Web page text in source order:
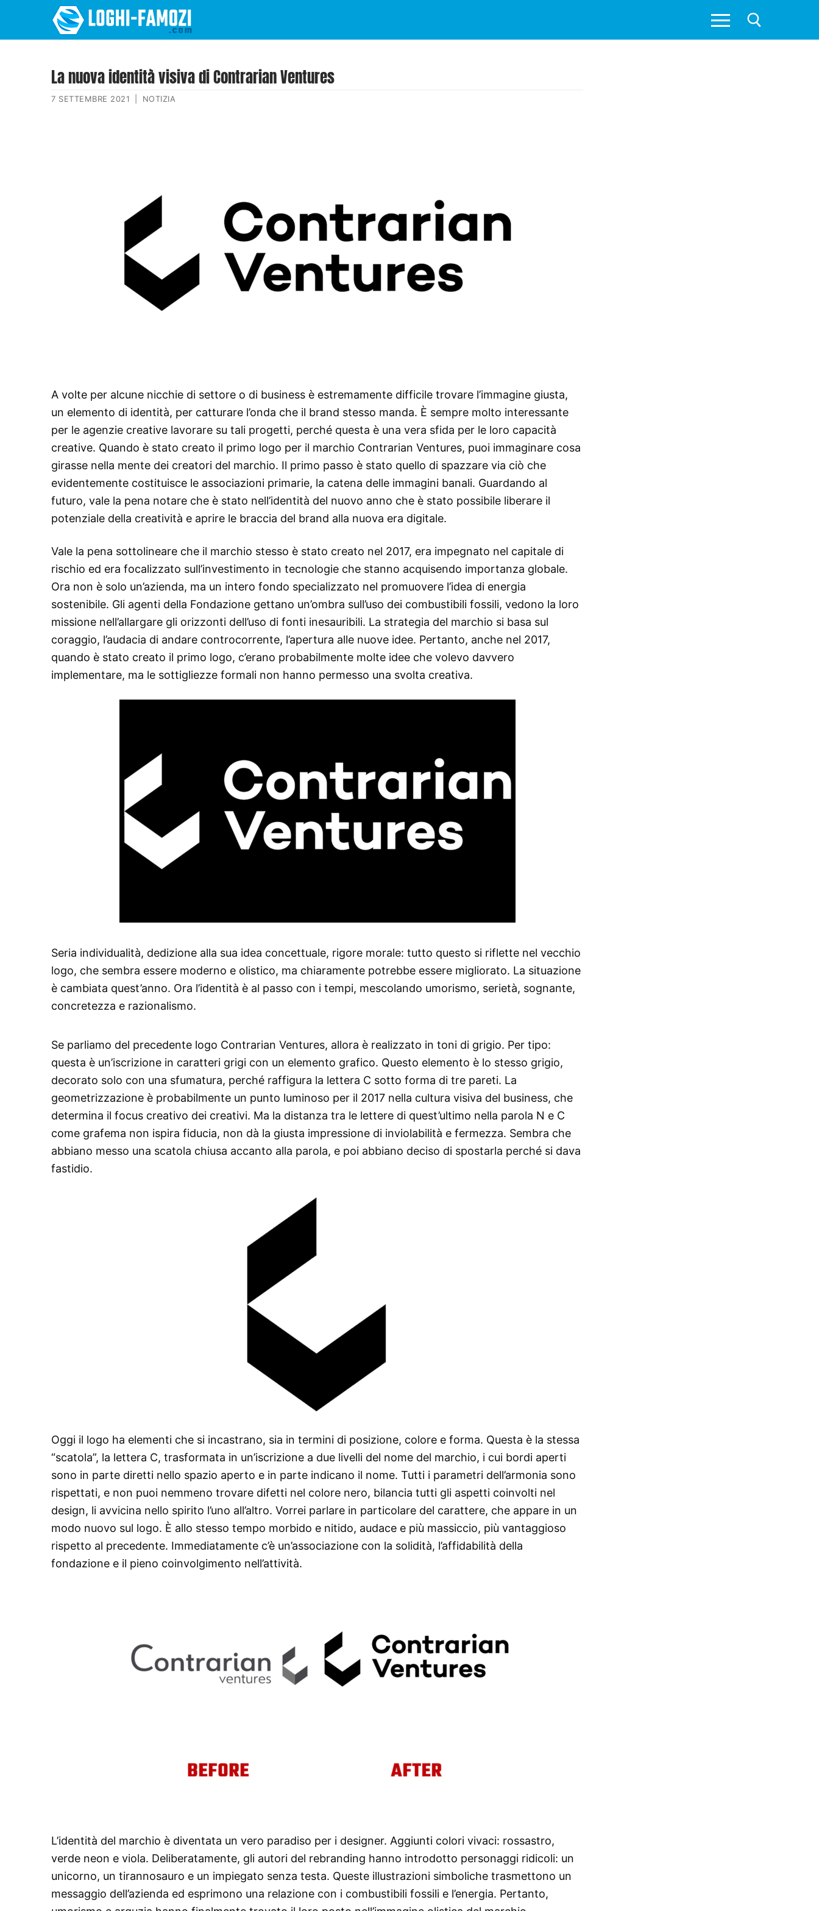
La nuova identità visiva di Contrarian Ventures
7 SETTEMBRE 2021 NOTIZIA
A volte per alcune nicchie di settore o di business è estremamente difficile trovare l’immagine giusta,
un elemento di identità, per catturare l’onda che il brand stesso manda. È sempre molto interessante
per le agenzie creative lavorare su tali progetti, perché questa è una vera sfida per le loro capacità
creative. Quando è stato creato il primo logo per il marchio Contrarian Ventures, puoi immaginare cosa
girasse nella mente dei creatori del marchio. Il primo passo è stato quello di spazzare via ciò che
evidentemente costituisce le associazioni primarie, la catena delle immagini banali. Guardando al
futuro, vale la pena notare che è stato nell’identità del nuovo anno che è stato possibile liberare il
potenziale della creatività e aprire le braccia del brand alla nuova era digitale.
Vale la pena sottolineare che il marchio stesso è stato creato nel 2017, era impegnato nel capitale di
rischio ed era focalizzato sull’investimento in tecnologie che stanno acquisendo importanza globale.
Ora non è solo un’azienda, ma un intero fondo specializzato nel promuovere l’idea di energia
sostenibile. Gli agenti della Fondazione gettano un’ombra sull’uso dei combustibili fossili, vedono la loro
missione nell’allargare gli orizzonti dell’uso di fonti inesauribili. La strategia del marchio si basa sul
coraggio, l’audacia di andare controcorrente, l’apertura alle nuove idee. Pertanto, anche nel 2017,
quando è stato creato il primo logo, c’erano probabilmente molte idee che volevo davvero
implementare, ma le sottigliezze formali non hanno permesso una svolta creativa.
Seria individualità, dedizione alla sua idea concettuale, rigore morale: tutto questo si riflette nel vecchio
logo, che sembra essere moderno e olistico, ma chiaramente potrebbe essere migliorato. La situazione
è cambiata quest’anno. Ora l’identità è al passo con i tempi, mescolando umorismo, serietà, sognante,
concretezza e razionalismo.
Se parliamo del precedente logo Contrarian Ventures, allora è realizzato in toni di grigio. Per tipo:
questa è un’iscrizione in caratteri grigi con un elemento grafico. Questo elemento è lo stesso grigio,
decorato solo con una sfumatura, perché raffigura la lettera C sotto forma di tre pareti. La
geometrizzazione è probabilmente un punto luminoso per il 2017 nella cultura visiva del business, che
determina il focus creativo dei creativi. Ma la distanza tra le lettere di quest’ultimo nella parola N e C
come grafema non ispira fiducia, non dà la giusta impressione di inviolabilità e fermezza. Sembra che
abbiano messo una scatola chiusa accanto alla parola, e poi abbiano deciso di spostarla perché si dava
fastidio.
Oggi il logo ha elementi che si incastrano, sia in termini di posizione, colore e forma. Questa è la stessa
“scatola”, la lettera C, trasformata in un’iscrizione a due livelli del nome del marchio, i cui bordi aperti
sono in parte diretti nello spazio aperto e in parte indicano il nome. Tutti i parametri dell’armonia sono
rispettati, e non puoi nemmeno trovare difetti nel colore nero, bilancia tutti gli aspetti coinvolti nel
design, li avvicina nello spirito l’uno all’altro. Vorrei parlare in particolare del carattere, che appare in un
modo nuovo sul logo. È allo stesso tempo morbido e nitido, audace e più massiccio, più vantaggioso
rispetto al precedente. Immediatamente c’è un’associazione con la solidità, l’affidabilità della
fondazione e il pieno coinvolgimento nell’attività.
L’identità del marchio è diventata un vero paradiso per i designer. Aggiunti colori vivaci: rossastro,
verde neon e viola. Deliberatamente, gli autori del rebranding hanno introdotto personaggi ridicoli: un
unicorno, un tirannosauro e un impiegato senza testa. Queste illustrazioni simboliche trasmettono un
messaggio dell’azienda ed esprimono una relazione con i combustibili fossili e l’energia. Pertanto,